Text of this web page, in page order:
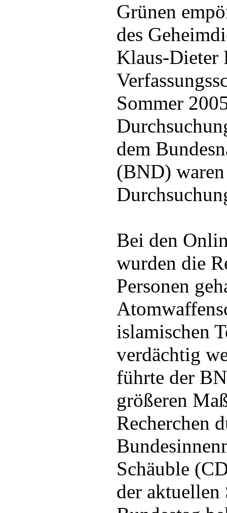
Grünen
des
Klaus-Dieter
Sommer
dem
(BND)
Bei den
wurden die
Personen
islamischen
verdächtig
führte der
größeren
Recherchen
Schäuble
der aktuellen